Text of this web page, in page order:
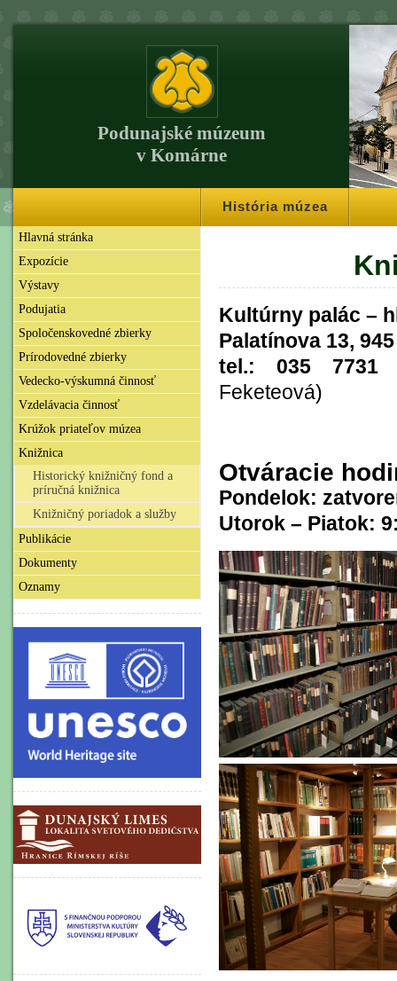
Podunajské múzeum
v Komárne
História múzea
Hlavná stránka
Expozície
Výstavy
Podujatia
Spoločenskovedné zbierky
Prírodovedné zbierky
Vedecko-výskumná činnosť
Vzdelávacia činnosť
Krúžok priateľov múzea
Knižnica
Historický knižničný fond a
príručná knižnica
Knižničný poriadok a služby
Publikácie
Dokumenty
Oznamy
Kultúrny palác –
Palatínova 13,
tel.: 035
Feketeová)
Otváracie
Pondelok:
Utorok – Piatok: